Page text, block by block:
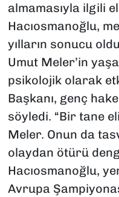
almamasıyla ilgili
Hacıosmanoğlu,
yılların sonucu
Umut Meler’in
psikolojik olarak
Başkanı, genç
söyledi. “Bir tane
Meler. Onun da
olaydan ötürü
Hacıosmanoğlu,
Avrupa